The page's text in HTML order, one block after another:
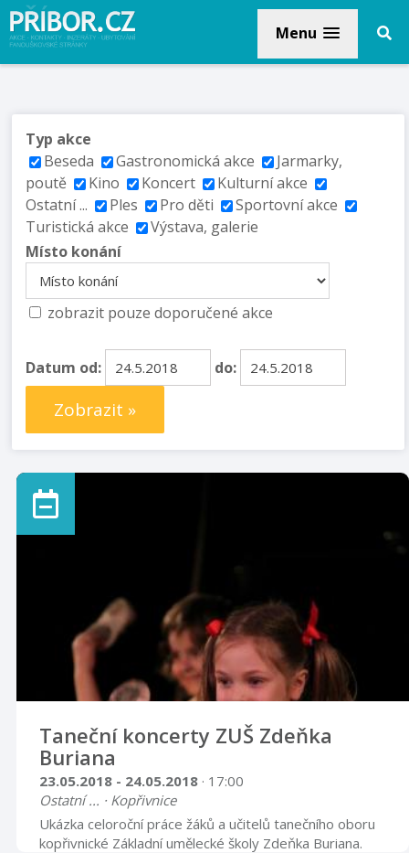
Menu
Typ akce
Beseda
Gastronomická akce
Jarmarky,
poutě
Kino Koncert
Kulturní akce
Ostatní ...
Ples Pro děti
Sportovní akce
Turistická akce
Výstava, galerie
Místo konání
zobrazit pouze doporučené akce
Datum od: do:
Zobrazit »
Taneční koncerty ZUŠ Zdeňka
Buriana
23.05.2018 - 24.05.2018 · 17:00
Ostatní ... · Kopřivnice
Ukázka celoroční práce žáků a učitelů tanečního oboru
kopřivnické Základní umělecké školy Zdeňka Buriana.